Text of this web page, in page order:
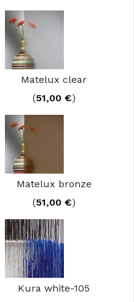
Matelux clear
(51,00 €)
Matelux bronze
(51,00 €)
Kura white-105